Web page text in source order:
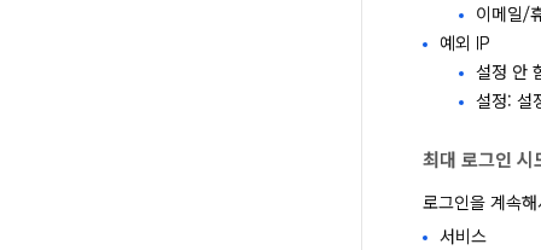
이메일/
예외 IP
설정 안
설정: 설
최대 로그인 시
로그인을 계속
서비스